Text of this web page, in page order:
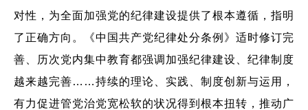
对性，为全面加强党的纪律建设提供了根本遵循，指明
了正确方向。《中国共产党纪律处分条例》适时修订完
善、历次党内集中教育都强调加强纪律建设、纪律制度
越来越完善……持续的理论、实践、制度创新与运用，
有力促进管党治党宽松软的状况得到根本扭转，推动广